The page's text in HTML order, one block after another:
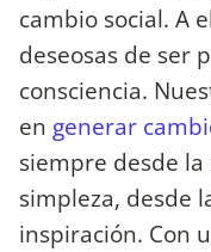
cambio social. A
deseosas de ser
consciencia.
en generar
siempre desde
simpleza, desde
inspiración. Con